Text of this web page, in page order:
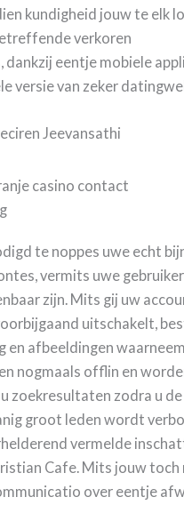
kundigheid jouw te elk
verkoren
dankzij eentje mobiele
versie van zeker
Jeevansathi
te noppes uwe echt
vermits uwe
zijn. Mits gij uw
uitschakelt,
en afbeeldingen
nogmaals offlin en
zoekresultaten zodra u de
groot leden wordt
vermelde
Cafe. Mits jouw toch
over eentje